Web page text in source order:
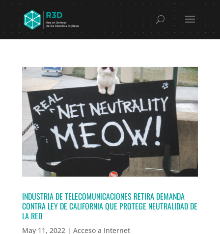
INDUSTRIA DE TELECOMUNICACIONES RETIRA DEMANDA
CONTRA LEY DE CALIFORNIA QUE PROTEGE NEUTRALIDAD DE
LA RED
May 11, 2022| Acceso a Internet